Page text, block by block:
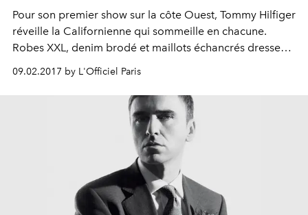
Pour son premier show sur la côte Ouest, Tommy Hilfiger
réveille la Californienne qui sommeille en chacune.
Robes XXL, denim brodé et maillots échancrés dressent
le cadre d'un hiver passé à bronzer sur Venice Beach.
09.02.2017 by L'Officiel Paris